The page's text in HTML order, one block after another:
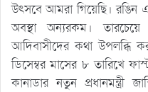
উৎসবে আমরা গিয়েছি। রঙিন
অবস্থা অন্যরকম।
আদিবাসীদের কথা উপলব্ধি
ডিসেম্বর মাসের ৮ তারিখে
কানাডার নতুন প্রধানমন্ত্রী